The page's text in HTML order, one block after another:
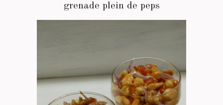
grenade plein de peps